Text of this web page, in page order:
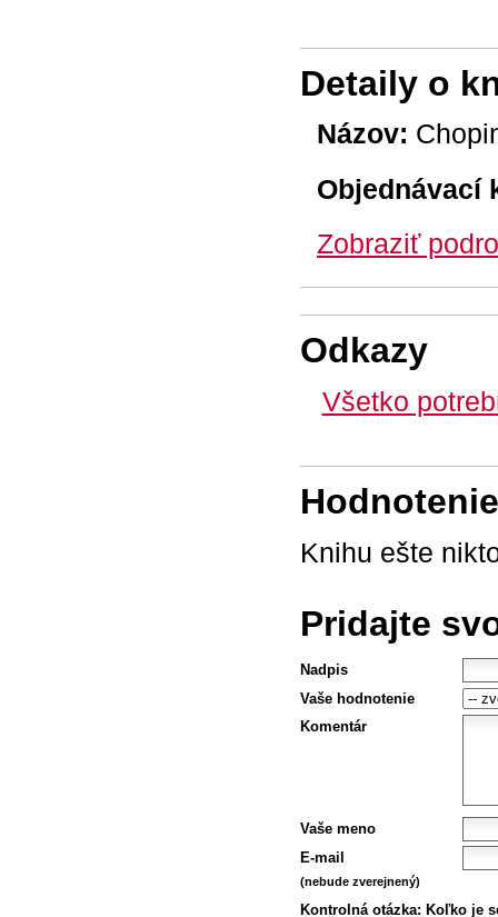
Detaily o
Názov:
Objednávací
Zobraziť
Odkazy
Všetko
Knihu ešte
Pridajte
Nadpis
Vaše hodnotenie
Komentár
Vaše meno
E-mail
(nebude zverejnený)
Kontrolná otázka: Koľko je